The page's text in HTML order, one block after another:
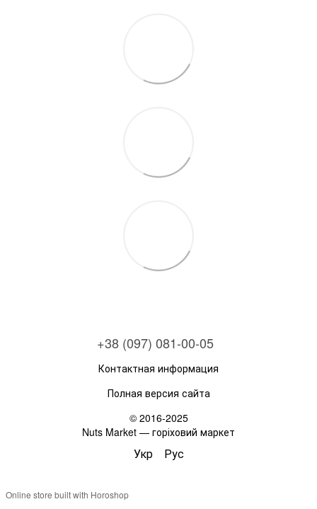
+38 (097) 081-00-05
Контактная информация
Полная версия сайта
© 2016-2025
Nuts Market — горіховий маркет
Укр Рус
Online store built with Horoshop